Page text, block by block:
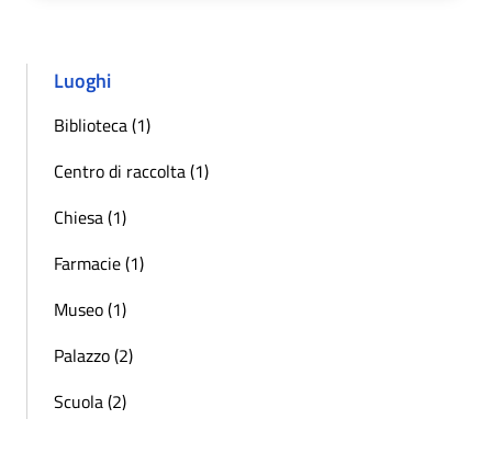
Luoghi
Biblioteca (1)
Centro di raccolta (1)
Chiesa (1)
Farmacie (1)
Museo (1)
Palazzo (2)
Scuola (2)